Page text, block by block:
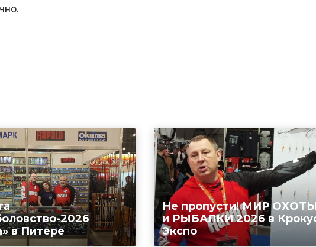
2026
в Питере
Не пропусти! МИР ОХОТЫ
и РЫБАЛКИ 2026 в
Экспо